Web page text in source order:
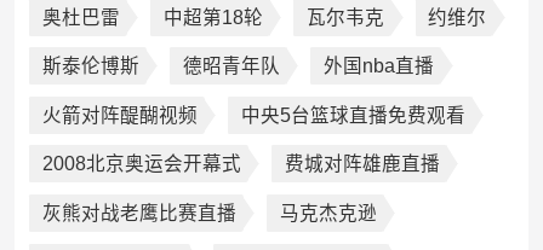
奥杜巴雷 中超第18轮 瓦尔韦克 约维尔
斯泰伦博斯 德昭青年队 外国nba直播
火箭对阵醍醐视频 中央5台篮球直播免费观看
2008北京奥运会开幕式 费城对阵雄鹿直播
灰熊对战老鹰比赛直播 马克杰克逊